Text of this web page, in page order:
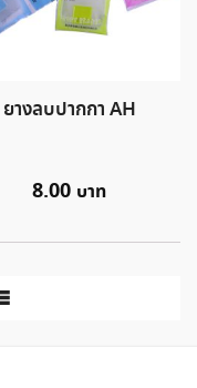
ยางลบปากกา AH
8.00